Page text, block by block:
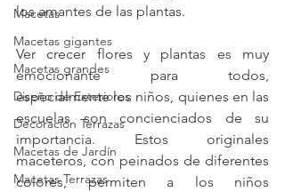
Macetas
Macetas gigantes
Macetas grandes
Diseño de Exteriores
Decoración Terrazas
Macetas de Jardín
Macetas Terrazas
los amantes de las plantas.
Ver crecer flores y plantas es muy
emocionante para todos,
especialmente los niños, quienes en las
escuelas son concienciados de su
importancia. Estos originales
maceteros, con peinados de diferentes
colores, permiten a los niños